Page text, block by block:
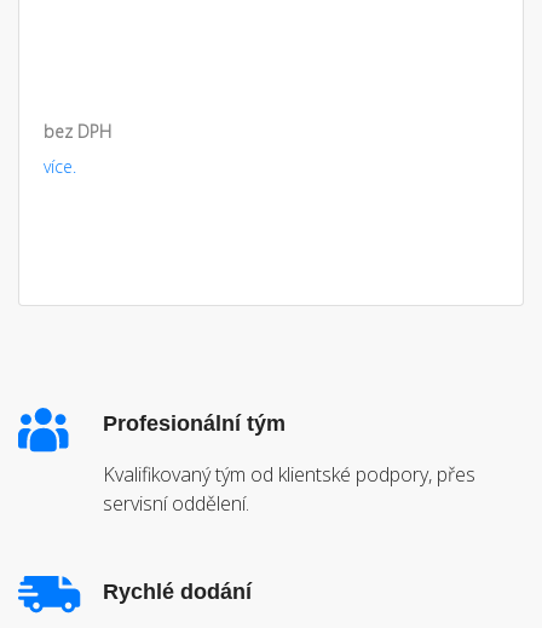
bez DPH
více.
Profesionální tým
Kvalifikovaný tým od klientské podpory, přes
servisní oddělení.
Rychlé dodání